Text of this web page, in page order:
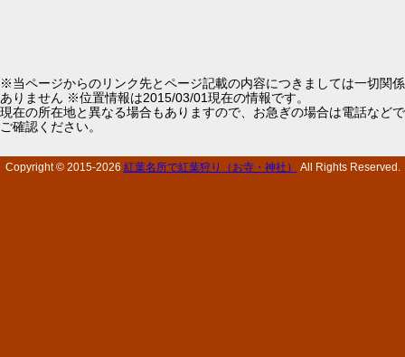
※当ページからのリンク先とページ記載の内容につきましては一切関係
ありません ※位置情報は2015/03/01現在の情報です。
現在の所在地と異なる場合もありますので、お急ぎの場合は電話などで
ご確認ください。
Copyright © 2015-2026 紅葉名所で紅葉狩り（お寺・神社） All Rights Reserved.